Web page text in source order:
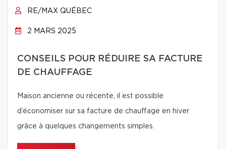
RE/MAX QUÉBEC
2 MARS 2025
CONSEILS POUR RÉDUIRE SA FACTURE
DE CHAUFFAGE
Maison ancienne ou récente, il est possible
d’économiser sur sa facture de chauffage en hiver
grâce à quelques changements simples.